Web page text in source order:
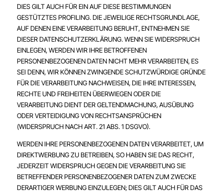
DIES GILT AUCH FÜR EIN AUF DIESE BESTIMMUNGEN
GESTÜTZTES PROFILING. DIE JEWEILIGE RECHTSGRUNDLAGE,
AUF DENEN EINE VERARBEITUNG BERUHT, ENTNEHMEN SIE
DIESER DATENSCHUTZERKLÄRUNG. WENN SIE WIDERSPRUCH
EINLEGEN, WERDEN WIR IHRE BETROFFENEN
PERSONENBEZOGENEN DATEN NICHT MEHR VERARBEITEN, ES
SEI DENN, WIR KÖNNEN ZWINGENDE SCHUTZWÜRDIGE GRÜNDE
FÜR DIE VERARBEITUNG NACHWEISEN, DIE IHRE INTERESSEN,
RECHTE UND FREIHEITEN ÜBERWIEGEN ODER DIE
VERARBEITUNG DIENT DER GELTENDMACHUNG, AUSÜBUNG
ODER VERTEIDIGUNG VON RECHTSANSPRÜCHEN
(WIDERSPRUCH NACH ART. 21 ABS. 1 DSGVO).
WERDEN IHRE PERSONENBEZOGENEN DATEN VERARBEITET, UM
DIREKTWERBUNG ZU BETREIBEN, SO HABEN SIE DAS RECHT,
JEDERZEIT WIDERSPRUCH GEGEN DIE VERARBEITUNG SIE
BETREFFENDER PERSONENBEZOGENER DATEN ZUM ZWECKE
DERARTIGER WERBUNG EINZULEGEN; DIES GILT AUCH FÜR DAS